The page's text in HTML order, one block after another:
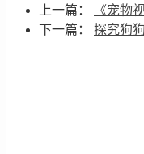
上一篇：
《宠物
下一篇： 探究狗